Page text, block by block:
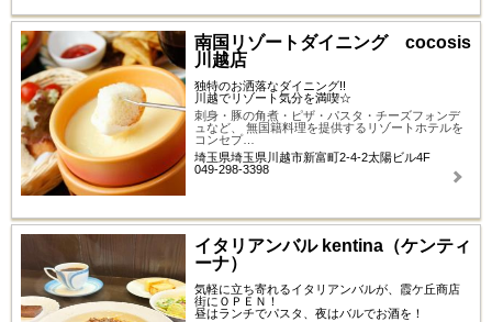
南国リゾートダイニング cocosis
川越店
独特のお洒落なダイニング!!
川越でリゾート気分を満喫☆
刺身・豚の角煮・ピザ・パスタ・チーズフォンデ
ュなど、 無国籍料理を提供するリゾートホテルを
コンセプ…
埼玉県埼玉県川越市新富町2-4-2太陽ビル4F
049-298-3398
イタリアンバル kentina（ケンティ
ーナ）
気軽に立ち寄れるイタリアンバルが、霞ケ丘商店
街にＯＰＥＮ！
昼はランチでパスタ、夜はバルでお酒を！